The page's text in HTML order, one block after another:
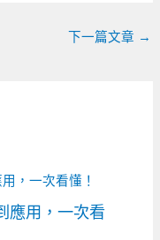
下一篇文章 →
應用，一次看